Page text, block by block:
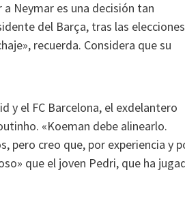
Neymar es una decisión tan
del Barça, tras las elecciones
recuerda. Considera que su
y el FC Barcelona, el exdelantero
«Koeman debe alinearlo.
pero creo que, por experiencia y
que el joven Pedri, que ha